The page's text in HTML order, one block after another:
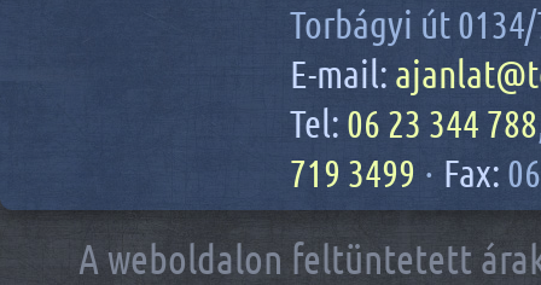
Torbágyi út
E-mail:
Tel: 06 23 344 788
719 3499 · Fax:
A weboldalon feltüntetett